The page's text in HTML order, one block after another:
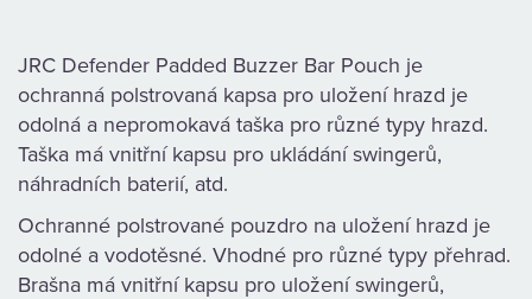
PRODEJNA
JRC Defender Padded Buzzer Bar Pouch je
ochranná polstrovaná kapsa pro uložení hrazd je
odolná a nepromokavá taška pro různé typy hrazd.
Taška má vnitřní kapsu pro ukládání swingerů,
náhradních baterií, atd.
Ochranné polstrované pouzdro na uložení hrazd je
odolné a vodotěsné. Vhodné pro různé typy přehrad.
Brašna má vnitřní kapsu pro uložení swingerů,